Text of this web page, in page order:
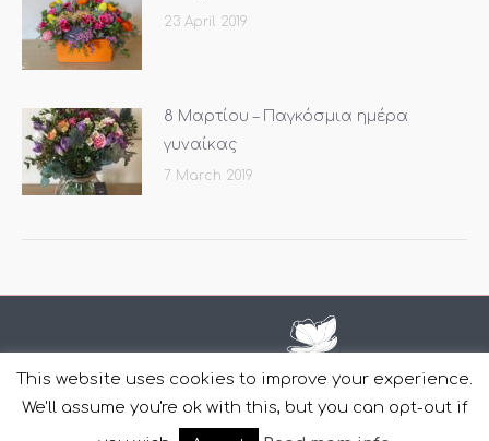
23 April 2019
8 Μαρτίου – Παγκόσμια ημέρα
γυναίκας
7 March 2019
Copyright Casa Di Fiori © 2011-2022 | Design and Development
This website uses cookies to improve your experience.
We'll assume you're ok with this, but you can opt-out if